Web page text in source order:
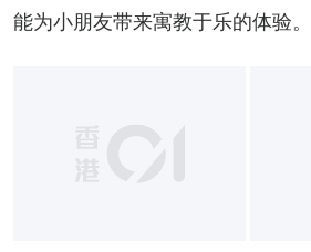
能为小朋友带来寓教于乐的体验。